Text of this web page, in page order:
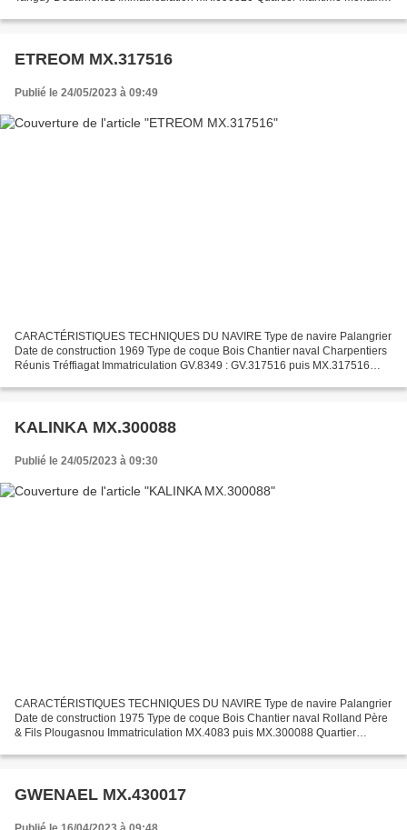
ETREOM MX.317516
Publié le 24/05/2023 à 09:49
CARACTÉRISTIQUES TECHNIQUES DU NAVIRE Type de navire Palangrier
Date de construction 1969 Type de coque Bois Chantier naval Charpentiers
Réunis Tréffiagat Immatriculation GV.8349 : GV.317516 puis MX.317516
KALINKA MX.300088
Publié le 24/05/2023 à 09:30
CARACTÉRISTIQUES TECHNIQUES DU NAVIRE Type de navire Palangrier
Date de construction 1975 Type de coque Bois Chantier naval Rolland Père
& Fils Plougasnou Immatriculation MX.4083 puis MX.300088 Quartier
GWENAEL MX.430017